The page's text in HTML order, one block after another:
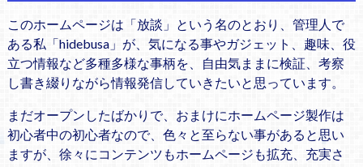
このホームページは「放談」という名のとおり、管理人で
ある私「hidebusa」が、気になる事やガジェット、趣味、役
立つ情報など多種多様な事柄を、自由気ままに検証、考察
し書き綴りながら情報発信していきたいと思っています。
まだオープンしたばかりで、おまけにホームページ製作は
初心者中の初心者なので、色々と至らない事があると思い
ますが、徐々にコンテンツもホームページも拡充、充実さ